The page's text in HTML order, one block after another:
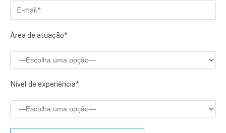
Área de atuação*
Nível de experiência*